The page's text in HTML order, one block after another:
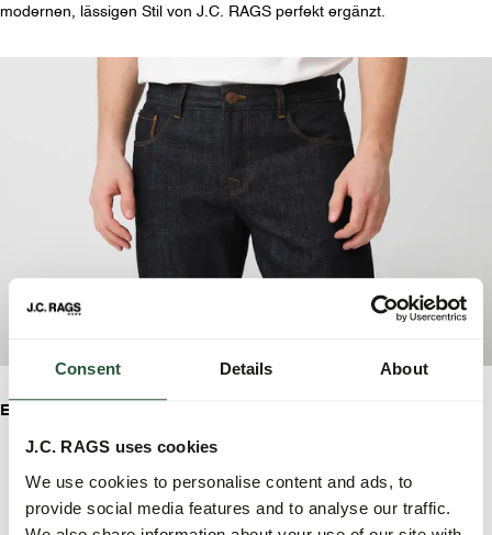
Consent Details About
J.C. RAGS uses cookies
We use cookies to personalise content and ads, to
provide social media features and to analyse our traffic.
modernen, lässigen Stil von J.C. RAGS perfekt ergänzt.
Erhältlich in drei Farben.
Ecru: Ein frischer und vielseitiger Farbton, der sich leicht
kombinieren lässt.
Dark Blue Selvedge: Eine Premium-Option in einem tiefen